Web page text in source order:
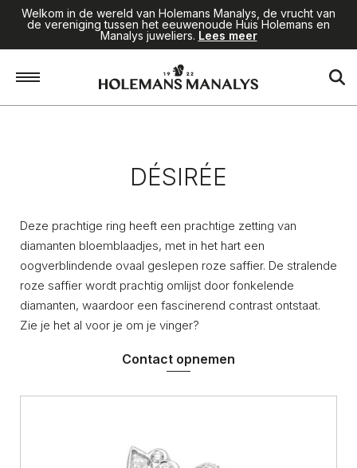
Welkom in de wereld van Holemans Manalys, de vrucht van
de vereniging tussen het eeuwenoude Huis Holemans en
Manalys juweliers. Lees meer
Juwelen / Désirée
DÉSIRÉE
Deze prachtige ring heeft een prachtige zetting van
diamanten bloemblaadjes, met in het hart een
oogverblindende ovaal geslepen roze saffier. De stralende
roze saffier wordt prachtig omlijst door fonkelende
diamanten, waardoor een fascinerend contrast ontstaat.
Zie je het al voor je om je vinger?
Contact opnemen